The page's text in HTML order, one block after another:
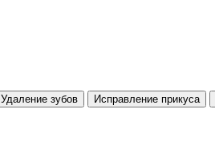
Удаление зубов Исправление прикуса